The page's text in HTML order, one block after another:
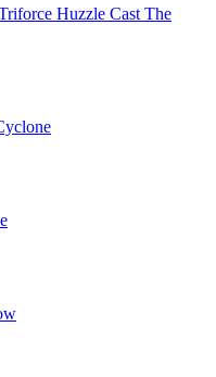
Huzzle Cast The